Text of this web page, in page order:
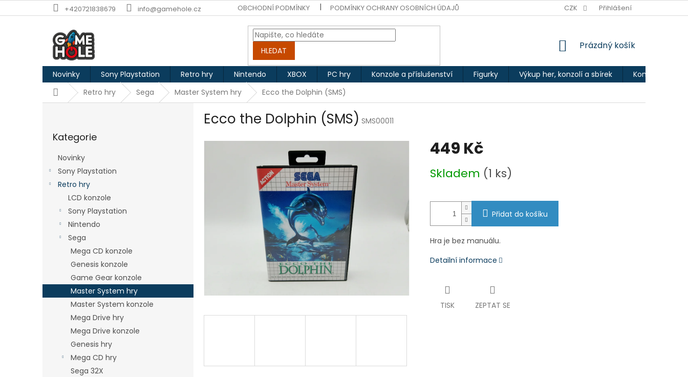
na
+420721838679 info@gamehole.cz OBCHODNÍ PODMÍNKY PODMÍNKY OCHRANY OSOBNÍCH ÚDAJŮ CZK Přihlášení
HLEDAT
NÁKUPNÍ
Prázdný košík
Novinky Sony Playstation Retro hry Nintendo XBOX PC hry Konzole a příslušenství Figurky Výkup her, konzolí a sbírek Kontakty
DomůRetro hry Sega Master System hry Ecco the Dolphin (SMS)
kategorie
Kategorie
Novinky
Sony Playstation
Retro hry
LCD konzole
Sony Playstation
Nintendo
Sega
Mega CD konzole
Genesis konzole
Game Gear konzole
Master System hry
Master System konzole
Mega Drive hry
Mega Drive konzole
Genesis hry
Mega CD hry
Sega 32X
Ecco the Dolphin (SMS) SMS00011
449 Kč
cena:
Skladem (1 ks)
Přidat do košíku
Hra je bez manuálu.
Detailní informace
TISK ZEPTAT SE